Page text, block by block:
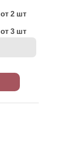
от 2 шт
от 3 шт